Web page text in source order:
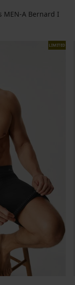
MEN-A Bernard I
LIMITED